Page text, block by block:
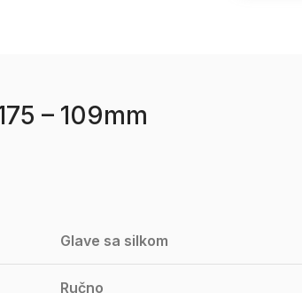
– 109mm
Glave sa silkom
Ručno